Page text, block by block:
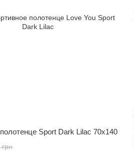
Sport Dark Lilac 70х140